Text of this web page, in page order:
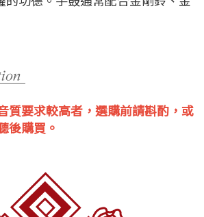
質要求較高者，選購前請斟酌，或
後購買。